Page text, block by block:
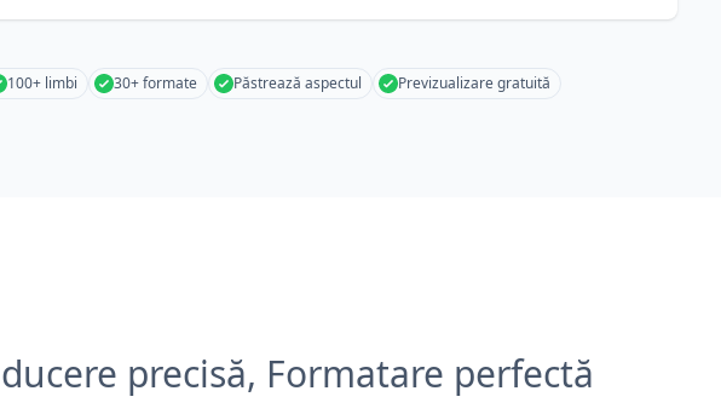
100+ limbi 30+ formate Păstrează aspectul Previzualizare gratuită
precisă, Formatare perfectă